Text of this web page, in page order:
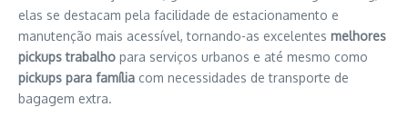
elas se destacam pela facilidade de estacionamento e
manutenção mais acessível, tornando-as excelentes melhores
pickups trabalho para serviços urbanos e até mesmo como
pickups para família com necessidades de transporte de
bagagem extra.